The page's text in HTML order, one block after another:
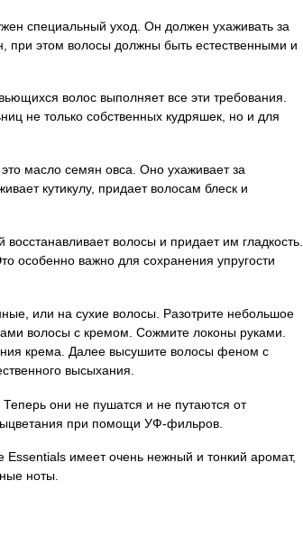
специальный уход. Он должен ухаживать за
при этом волосы должны быть естественными и
волос выполняет все эти требования.
не только собственных кудряшек, но и для
масло семян овса. Оно ухаживает за
кутикулу, придает волосам блеск и
волосы и придает им гладкость.
особенно важно для сохранения упругости
или на сухие волосы. Разотрите небольшое
волосы с кремом. Сожмите локоны руками.
крема. Далее высушите волосы феном с
высыхания.
они не пушатся и не путаются от
при помощи УФ-фильров.
имеет очень нежный и тонкий аромат,
ноты.